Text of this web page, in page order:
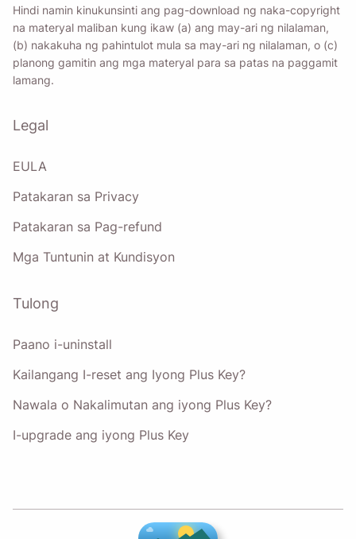
Hindi namin kinukunsinti ang pag-download ng naka-copyright
na materyal maliban kung ikaw (a) ang may-ari ng nilalaman,
(b) nakakuha ng pahintulot mula sa may-ari ng nilalaman, o (c)
planong gamitin ang mga materyal para sa patas na paggamit
lamang.
Legal
EULA
Patakaran sa Privacy
Patakaran sa Pag-refund
Mga Tuntunin at Kundisyon
Tulong
Paano i-uninstall
Kailangang I-reset ang Iyong Plus Key?
Nawala o Nakalimutan ang iyong Plus Key?
I-upgrade ang iyong Plus Key